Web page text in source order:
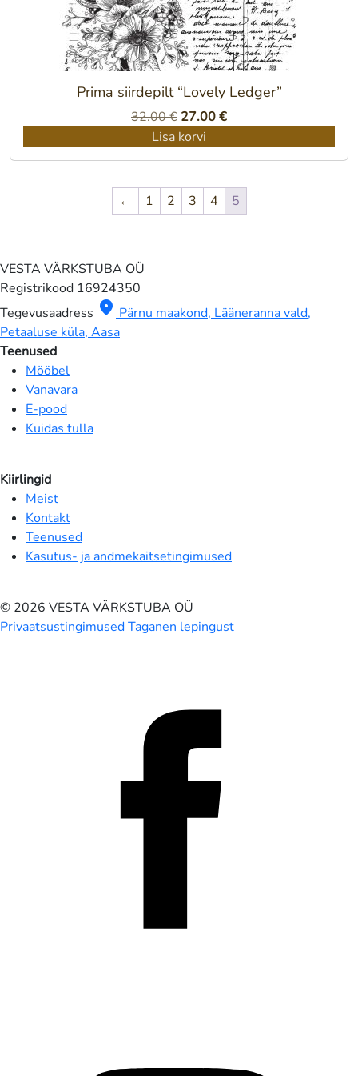
Prima siirdepilt “Lovely Ledger”
32.00€ Algne
hind
27.00€Praegune
Lisa korvi
← 1 2 3 4 5
VESTA VÄRKSTUBA OÜ
Registrikood 16924350
Tegevusaadress location_on Pärnu maakond, Lääneranna vald,
Petaaluse küla, Aasa
Teenused
Mööbel
Vanavara
E-pood
Kuidas tulla
Kiirlingid
Meist
Kontakt
Teenused
Kasutus- ja andmekaitsetingimused
© 2026 VESTA VÄRKSTUBA OÜ
PrivaatsustingimusedTaganen lepingust